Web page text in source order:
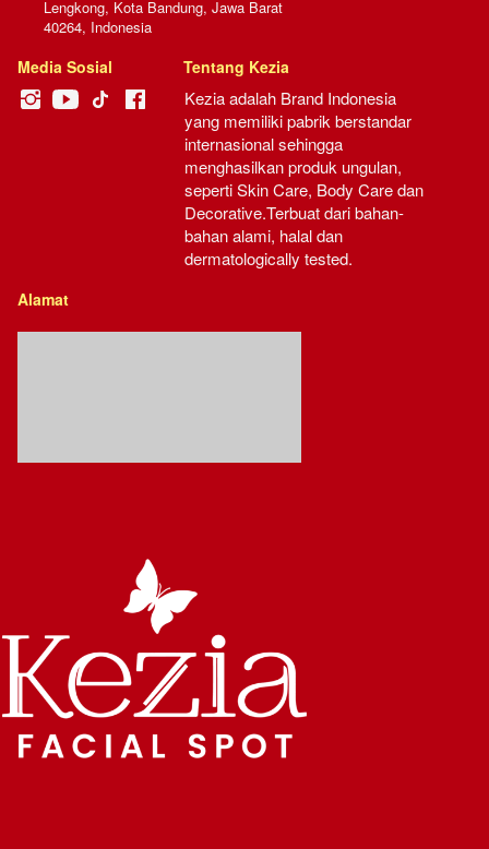
Lengkong, Kota Bandung, Jawa Barat
40264, Indonesia
Media Sosial Tentang Kezia
Kezia adalah Brand Indonesia
yang memiliki pabrik berstandar
internasional sehingga
menghasilkan produk ungulan,
seperti Skin Care, Body Care dan
Decorative.Terbuat dari bahan-
bahan alami, halal dan
dermatologically tested.
Alamat